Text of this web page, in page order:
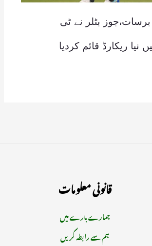
بٹلر نے ٹی
قانونی معلومات
ہمارے بارے میں
ہم سے رابطہ کریں